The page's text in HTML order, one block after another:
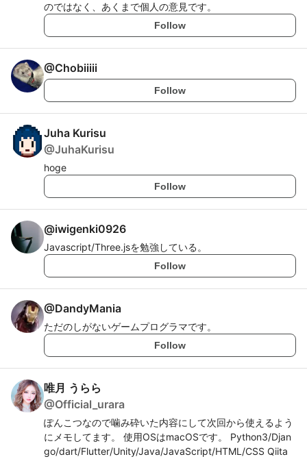
のではなく、あくまで個人の意見です。
Follow
@Chobiiiii
Follow
Juha Kurisu
@JuhaKurisu
hoge
Follow
@iwigenki0926
Javascript/Three.jsを勉強している。
Follow
@DandyMania
ただのしがないゲームプログラマです。
Follow
唯月 うらら
@Official_urara
ぽんこつなので噛み砕いた内容にして次回から使えるよう
にメモしてます。 使用OSはmacOSです。 Python3/Djan
go/dart/Flutter/Unity/Java/JavaScript/HTML/CSS Qiita